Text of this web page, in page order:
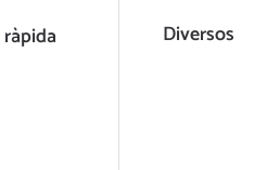
Diversos